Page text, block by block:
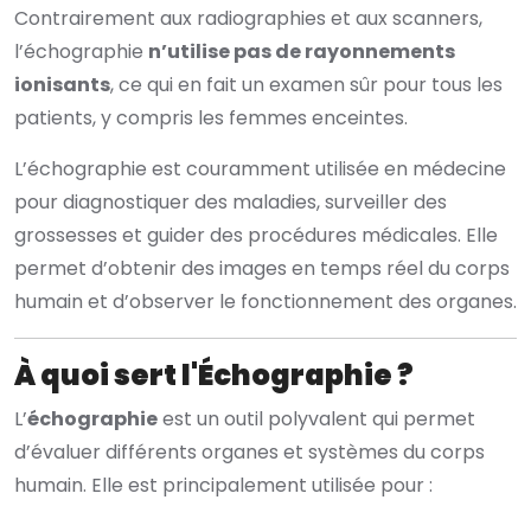
Contrairement aux radiographies et aux scanners,
l’échographie n’utilise pas de rayonnements
ionisants, ce qui en fait un examen sûr pour tous les
patients, y compris les femmes enceintes.
L’échographie est couramment utilisée en médecine
pour diagnostiquer des maladies, surveiller des
grossesses et guider des procédures médicales. Elle
permet d’obtenir des images en temps réel du corps
humain et d’observer le fonctionnement des organes.
À quoi sert l'Échographie ?
L’échographieest un outil polyvalent qui permet
d’évaluer différents organes et systèmes du corps
humain. Elle est principalement utilisée pour :